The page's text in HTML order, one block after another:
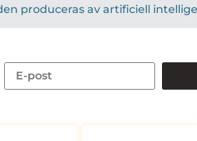
produceras av artificiell